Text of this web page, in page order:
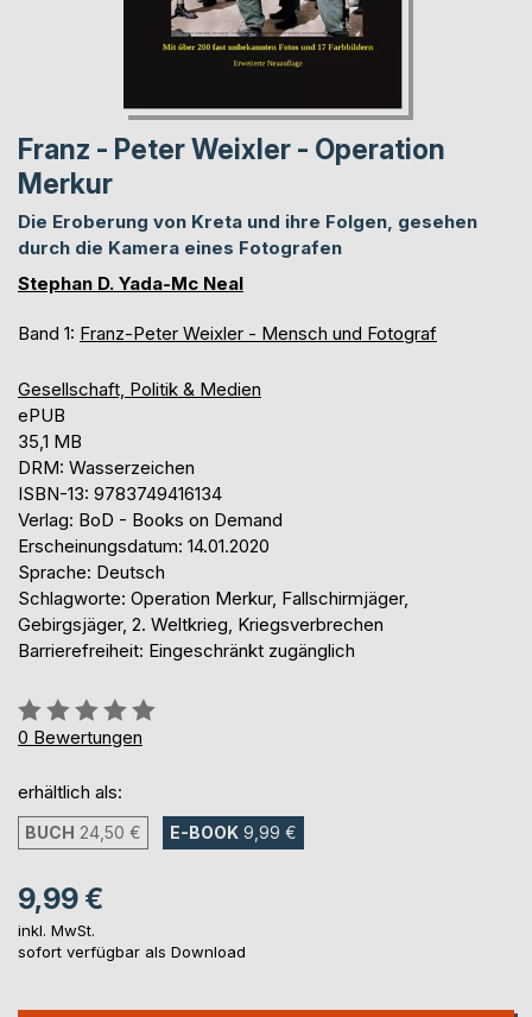
Franz - Peter Weixler - Operation
Merkur
Die Eroberung von Kreta und ihre Folgen, gesehen
durch die Kamera eines Fotografen
Stephan D. Yada-Mc Neal
Band 1: Franz-Peter Weixler - Mensch und Fotograf
Gesellschaft, Politik & Medien
ePUB
35,1 MB
DRM: Wasserzeichen
ISBN-13: 9783749416134
Verlag: BoD - Books on Demand
Erscheinungsdatum: 14.01.2020
Sprache: Deutsch
Schlagworte: Operation Merkur, Fallschirmjäger,
Gebirgsjäger, 2. Weltkrieg, Kriegsverbrechen
Barrierefreiheit: Eingeschränkt zugänglich
Bewertung::
0%
0 Bewertungen
erhältlich als:
BUCH 24,50 € E-BOOK 9,99 €
9,99 €
inkl. MwSt.
sofort verfügbar als Download